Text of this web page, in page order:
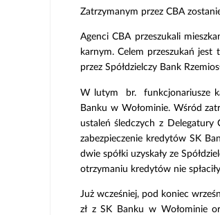
Zatrzymanym przez CBA
Agenci CBA przeszukali
karnym. Celem przeszukań
przez Spółdzielczy Bank
W lutym br. funkcjonariusze
Banku w Wołominie. Wśród
ustaleń śledczych z
zabezpieczenie kredytów SK
dwie spółki uzyskały ze
otrzymaniu kredytów nie
Już wcześniej, pod koniec
zł z SK Banku w Wołominie